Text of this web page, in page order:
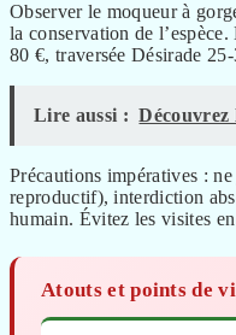
Observer le moqueur à
la conservation de
80 €, traversée Désirade
Lire aussi : Découvrez
Précautions impératives :
reproductif), interdiction
humain. Évitez les visites
Atouts et points de